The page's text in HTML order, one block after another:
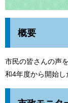
概要
市民の皆さんの声
和4年度から開始し